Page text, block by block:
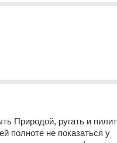
Природой, ругать и
полноте не показаться у